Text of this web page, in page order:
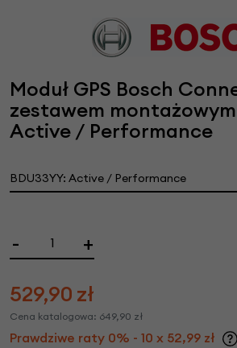
Moduł GPS Bosch
zestawem montażowym
Active / Performance
BDU33YY: Active / Performance
- +
529,90 zł
Cena katalogowa: 649,90 zł
Prawdziwe raty 0% - 10 x 52,99 zł